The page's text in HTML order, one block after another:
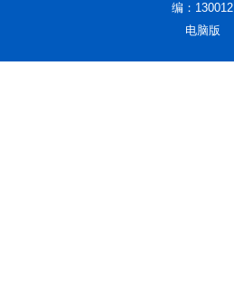
编：130012
电脑版